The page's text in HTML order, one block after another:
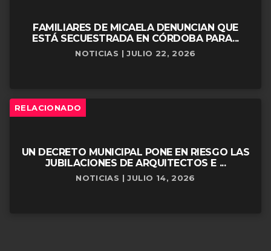
FAMILIARES DE MICAELA DENUNCIAN QUE
ESTÁ SECUESTRADA EN CÓRDOBA PARA...
NOTICIAS | JULIO 22, 2026
RELACIONADO
UN DECRETO MUNICIPAL PONE EN RIESGO LAS
JUBILACIONES DE ARQUITECTOS E ...
NOTICIAS | JULIO 14, 2026